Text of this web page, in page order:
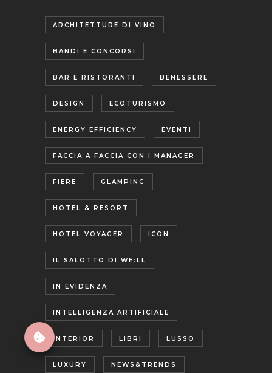
ARCHITETTURE DI VINO
BANDI E CONCORSI
BAR E RISTORANTI BENESSERE
DESIGN ECOTURISMO
ENERGY EFFICIENCY EVENTI
FACCIA A FACCIA CON I MANAGER
FIERE GLAMPING
HOTEL & RESORT
HOTEL VOYAGER ICON
IL SALOTTO DI WE:LL
IN EVIDENZA
INTELLIGENZA ARTIFICIALE
INTERIOR LIBRI LUSSO
LUXURY NEWS&TRENDS